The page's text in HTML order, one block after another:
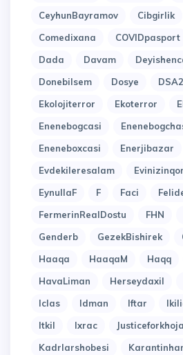
CeyhunBayramov
Cibgirlik
Comedixana
COVIDpasport
Dada
Davam
Donebilsem
Dosye
Ekolojiterror
Ekoterror
Enenebogcasi
Eneneboxcasi
Enerjibazar
Evdekileresalam
EynullaF
F Faci
FermerinRealDostu
FHN
Genderb
GezekBishirek
Haaqa
HaaqaM Haqq
HavaLiman
Herseydaxil
Iclas
Idman Iftar
Itkil
Ixrac
Kadrlarshobesi